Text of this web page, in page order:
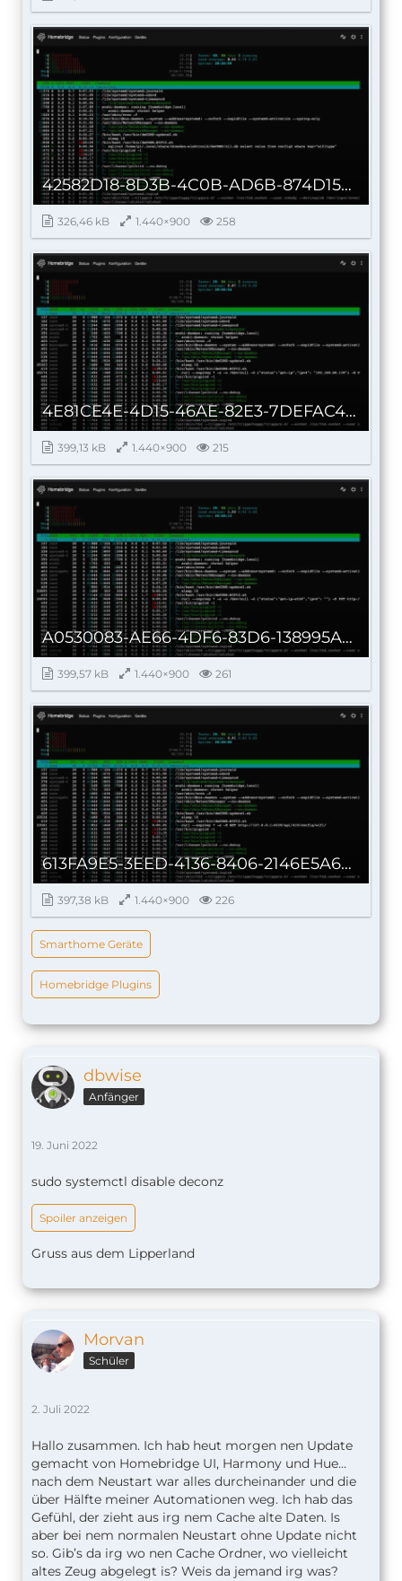
42582D18-8D3B-4C0B-AD6B-874D1567D24B.jpeg
326,46 kB 1.440×900 258
4E81CE4E-4D15-46AE-82E3-7DEFAC4CF5EB.jpeg
399,13 kB 1.440×900 215
A0530083-AE66-4DF6-83D6-138995A38B49.jpeg
399,57 kB 1.440×900 261
613FA9E5-3EED-4136-8406-2146E5A647BA.jpeg
397,38 kB 1.440×900 226
Smarthome Geräte
Homebridge Plugins
dbwise
Anfänger
19. Juni 2022
sudo systemctl disable deconz
Spoiler anzeigen
Gruss aus dem Lipperland
Morvan
Schüler
2. Juli 2022
Hallo zusammen. Ich hab heut morgen nen Update
gemacht von Homebridge UI, Harmony und Hue…
nach dem Neustart war alles durcheinander und die
über Hälfte meiner Automationen weg. Ich hab das
Gefühl, der zieht aus irg nem Cache alte Daten. Is
aber bei nem normalen Neustart ohne Update nicht
so. Gib’s da irg wo nen Cache Ordner, wo vielleicht
altes Zeug abgelegt is? Weis da jemand irg was?